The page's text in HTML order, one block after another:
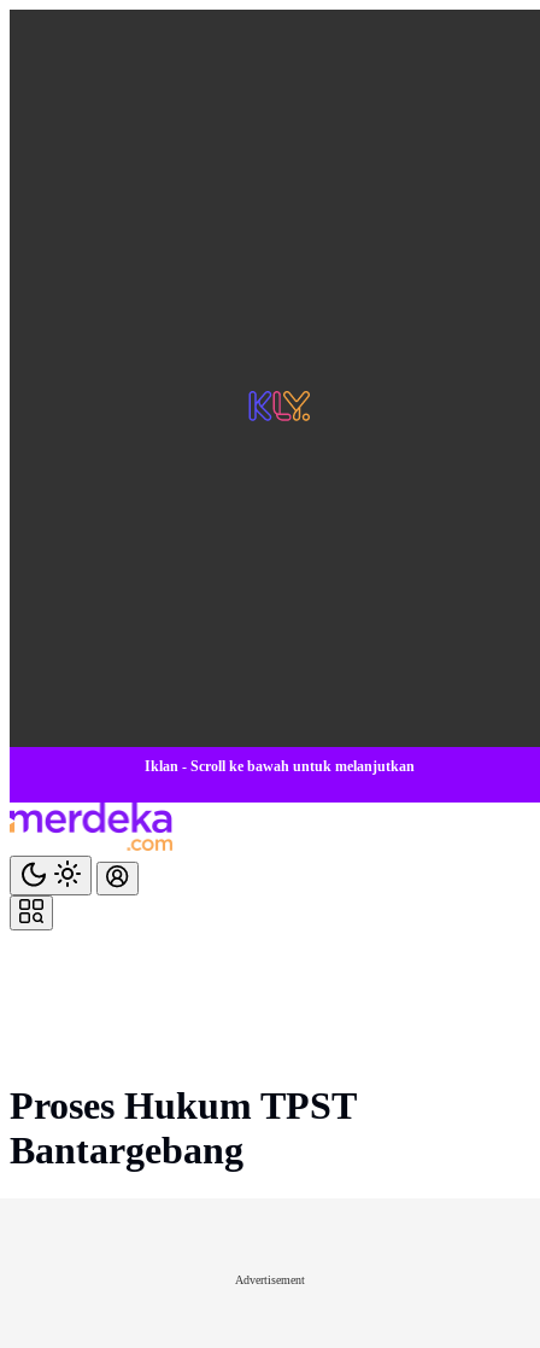
Iklan - Scroll ke bawah untuk melanjutkan
Proses Hukum TPST
Bantargebang
Advertisement